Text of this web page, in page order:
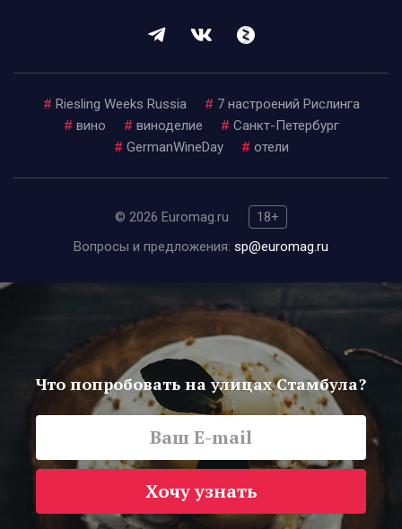
# Riesling Weeks Russia # 7 настроений Рислинга
# вино # виноделие # Санкт-Петербург
# GermanWineDay # отели
© 2026 Euromag.ru
18+
Вопросы и предложения: sp@euromag.ru
Что попробовать на улицах Стамбула?
Хочу узнать